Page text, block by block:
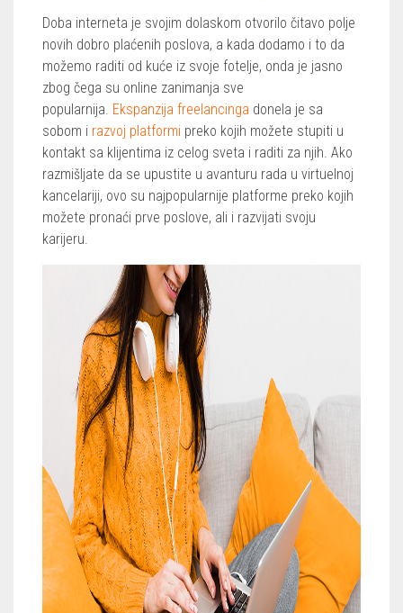
Doba interneta je svojim dolaskom otvorilo čitavo polje
novih dobro plaćenih poslova, a kada dodamo i to da
možemo raditi od kuće iz svoje fotelje, onda je jasno
zbog čega su online zanimanja sve
popularnija. Ekspanzija freelancinga donela je sa
sobom i razvoj platformi preko kojih možete stupiti u
kontakt sa klijentima iz celog sveta i raditi za njih. Ako
razmišljate da se upustite u avanturu rada u virtuelnoj
kancelariji, ovo su najpopularnije platforme preko kojih
možete pronaći prve poslove, ali i razvijati svoju
karijeru.